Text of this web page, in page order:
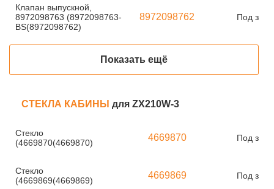
Клапан выпускной,
8972098763 (8972098763-
BS(8972098762)
8972098762 Под
Показать ещё
СТЕКЛА КАБИНЫ для ZX210W-3
Стекло
(4669870(4669870)
4669870 Под
Стекло
(4669869(4669869)
4669869 Под